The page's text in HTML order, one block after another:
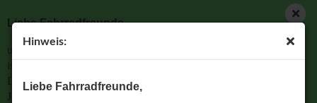
Hinweis:
Liebe Fahrradfreunde,
Liebe Fahrradfreunde,
unsere Umsatzgrenze als Kleinunternehmer für dieses Jahr
ist erreicht.
Daher können wir leider keine neuen Bestellungen für das
Jahr 2026 mehr aufnehmen.